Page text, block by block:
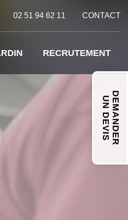
02 51 94 62 11 CONTACT
RECRUTEMENT
DEMANDER
UN DEVIS